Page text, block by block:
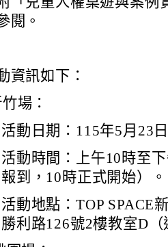
閱。
資訊如下：
場：
活動日期：115年5月23
活動時間：上午10時至
報到，10時正式開始）
活動地點：TOP SPACE
勝利路126號2樓教室D